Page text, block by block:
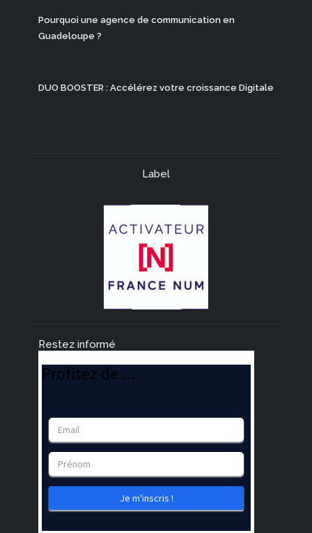
Pourquoi une agence de communication en
Guadeloupe ?
DUO BOOSTER : Accélérez votre croissance Digitale
Label
Restez informé